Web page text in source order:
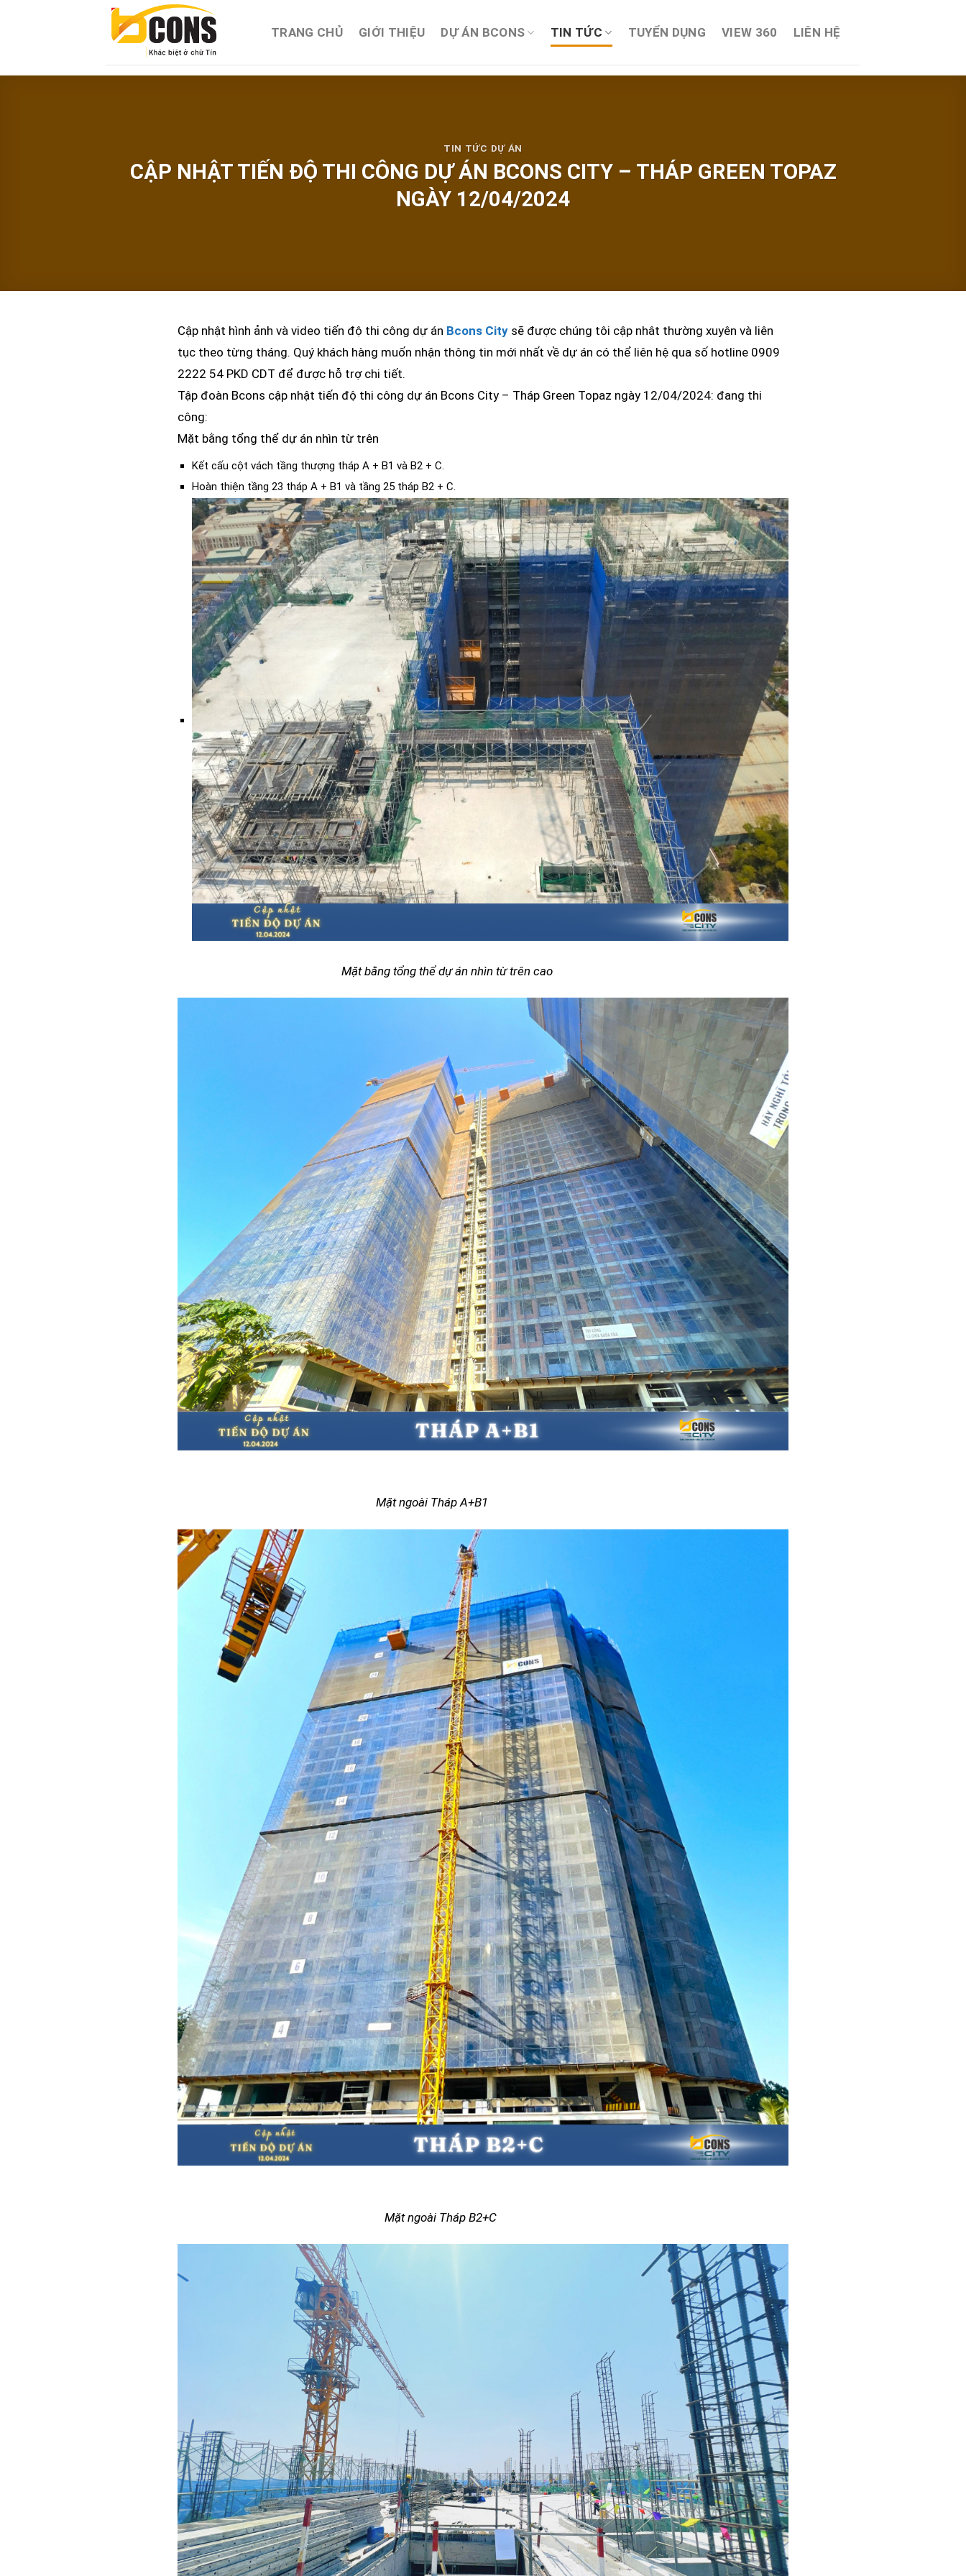
dung
TRANG CHỦ GIỚI THIỆU DỰ ÁN BCONS TIN TỨC TUYỂN DỤNG VIEW 360 LIÊN HỆ
TIN TỨC DỰ ÁN
CẬP NHẬT TIẾN ĐỘ THI CÔNG DỰ ÁN BCONS CITY – THÁP GREEN TOPAZ
NGÀY 12/04/2024
Cập nhật hình ảnh và video tiến độ thi công dự án Bcons City sẽ được chúng tôi cập nhât thường xuyên và liên
tục theo từng tháng. Quý khách hàng muốn nhận thông tin mới nhất về dự án có thể liên hệ qua số hotline 0909
2222 54 PKD CDT để được hỗ trợ chi tiết.
Tập đoàn Bcons cập nhật tiến độ thi công dự án Bcons City – Tháp Green Topaz ngày 12/04/2024: đang thi
công:
Mặt bằng tổng thể dự án nhìn từ trên
Kết cấu cột vách tầng thượng tháp A + B1 và B2 + C.
Hoàn thiện tầng 23 tháp A + B1 và tầng 25 tháp B2 + C.
Mặt bằng tổng thể dự án nhìn từ trên cao
Mặt ngoài Tháp A+B1
Mặt ngoài Tháp B2+C